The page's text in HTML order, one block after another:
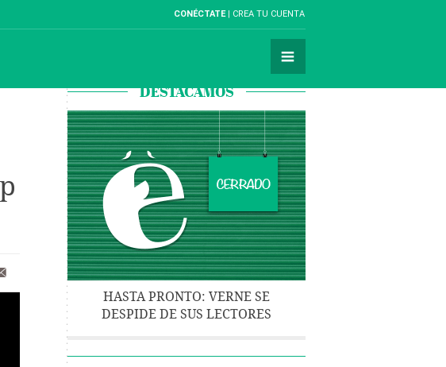
CONÉCTATE CREA TU CUENTA
DESTACAMOS
HASTA PRONTO: VERNE SE
DESPIDE DE SUS LECTORES